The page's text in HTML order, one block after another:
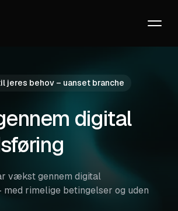
(ZIP)
jeres behov – uanset branche
digital
vækst gennem digital
med rimelige betingelser og uden